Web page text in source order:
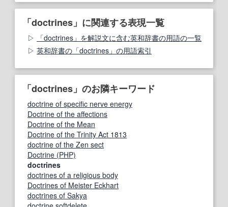
「doctrines」に関連する表現一覧
「doctrines」を解説文に含む英和辞書の用語の一覧
英和辞書の「doctrines」の用語索引
「doctrines」のお隣キーワード
doctrine of specific nerve energy
Doctrine of the affections
Doctrine of the Mean
Doctrine of the Trinity Act 1813
doctrine of the Zen sect
Doctrine (PHP)
doctrines
doctrines of a religious body
Doctrines of Meister Eckhart
doctrines of Sakya